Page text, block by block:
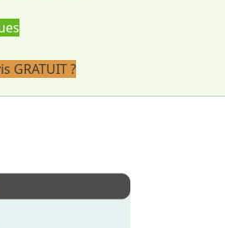
GRATUIT ?